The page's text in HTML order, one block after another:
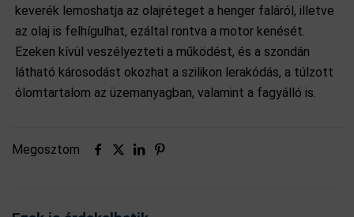
keverék lemoshatja az olajréteget a henger faláról, illetve
az olaj is felhígulhat, ezáltal rontva a motor kenését.
Ezeken kívül veszélyezteti a működést, és a szondán
látható károsodást okozhat a szilikon lerakódás, a túlzott
ólomtartalom az üzemanyagban, valamint a fagyálló is.
Megosztom